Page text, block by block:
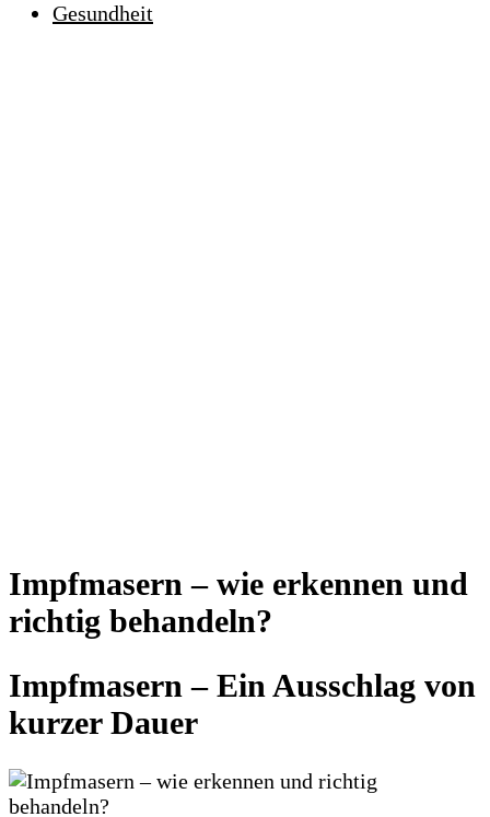
Gesundheit
Impfmasern – wie erkennen und
richtig behandeln?
Impfmasern – Ein Ausschlag von
kurzer Dauer